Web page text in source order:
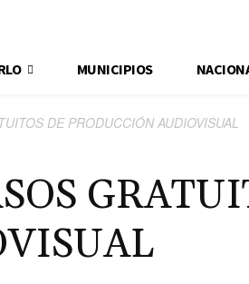
MUNICIPIOS
DE PRODUCCIÓN AUDIOVISUAL